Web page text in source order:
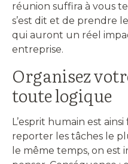
réunion suffira à vous
s’est dit et de prendre
qui auront un réel
entreprise.
Organisez
toute logique
L’esprit humain est
reporter les tâches le
le même temps, on est